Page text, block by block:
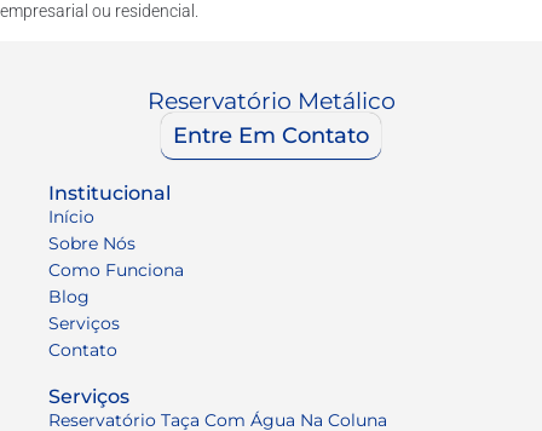
empresarial ou residencial.
Reservatório Metálico
Entre Em Contato
Institucional
Início
Sobre Nós
Como Funciona
Blog
Serviços
Contato
Serviços
Reservatório Taça Com Água Na Coluna